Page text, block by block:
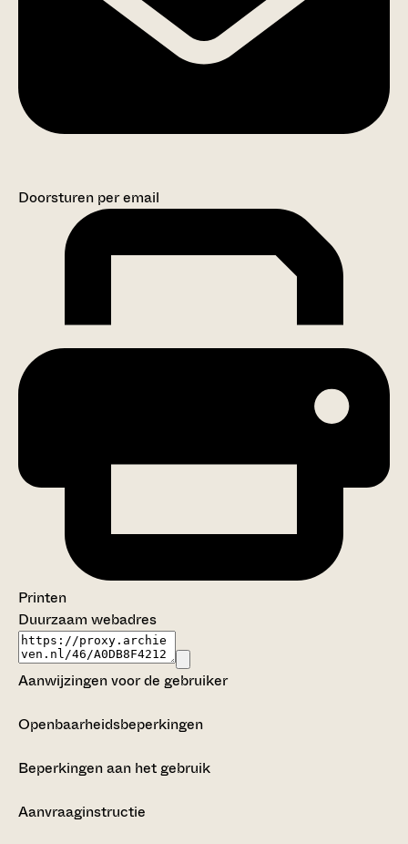
Doorsturen per email
Printen
Duurzaam webadres
Aanwijzingen voor de gebruiker
Openbaarheidsbeperkingen
Beperkingen aan het gebruik
Aanvraaginstructie